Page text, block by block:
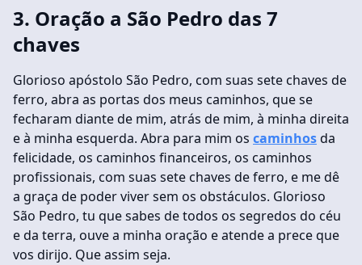
3. Oração a São Pedro das 7
chaves
Glorioso apóstolo São Pedro, com suas sete chaves de
ferro, abra as portas dos meus caminhos, que se
fecharam diante de mim, atrás de mim, à minha direita
e à minha esquerda. Abra para mim os caminhosda
felicidade, os caminhos financeiros, os caminhos
profissionais, com suas sete chaves de ferro, e me dê
a graça de poder viver sem os obstáculos. Glorioso
São Pedro, tu que sabes de todos os segredos do céu
e da terra, ouve a minha oração e atende a prece que
vos dirijo. Que assim seja.